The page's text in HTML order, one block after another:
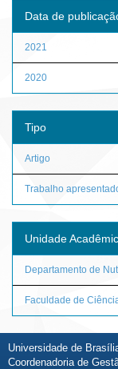
Data de
2021
2020
Tipo
Artigo
Trabalho
Unidade
Departamento de
Faculdade de
Universidade de
Coordenadoria de